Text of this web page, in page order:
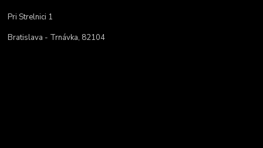
Pri Strelnici 1
Bratislava - Trnávka, 82104